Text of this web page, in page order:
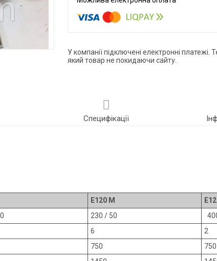
У компанії підключені електронні
який товар не покидаючи сайту.
Специфікації
E120 M
230 / 50
6
2
750
750